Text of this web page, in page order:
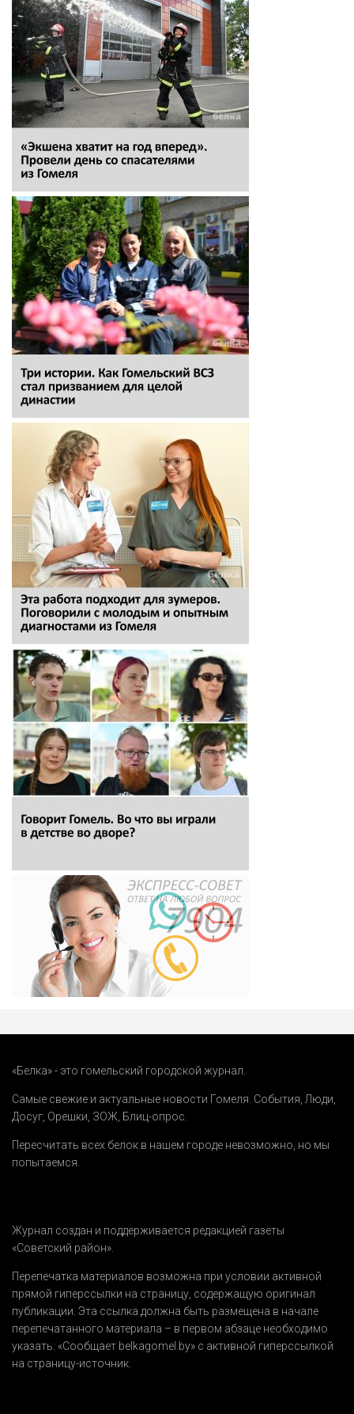
«Белка» - это гомельский городской журнал.
Самые свежие и актуальные новости Гомеля. События Люди
Досуг Орешки ЗОЖ Блиц-опрос
Пересчитать всех белок в нашем городе невозможно, но мы
попытаемся.
Журнал создан и поддерживается редакцией газеты
«Советский район».
Перепечатка материалов возможна при условии активной
прямой гиперссылки на страницу, содержащую оригинал
публикации. Эта ссылка должна быть размещена в начале
перепечатанного материала – в первом абзаце необходимо
указать: «Сообщает belkagomel.by» с активной гиперссылкой
на страницу-источник.